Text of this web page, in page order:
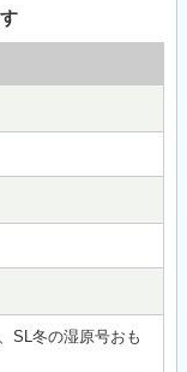
SL冬の湿原号おも